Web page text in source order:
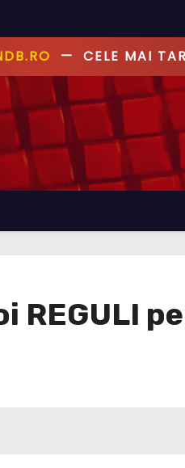
—PRIMUL CU
REGULI